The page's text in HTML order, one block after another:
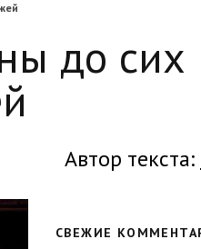
до сих
Автор текста:
СВЕЖИЕ